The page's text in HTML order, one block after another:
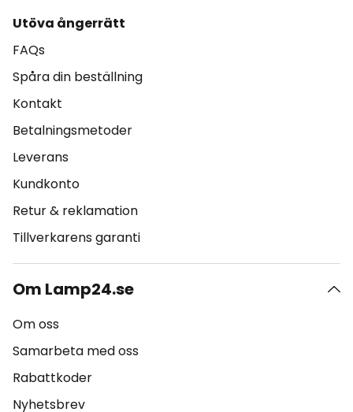
Utöva ångerrätt
FAQs
Spåra din beställning
Kontakt
Betalningsmetoder
Leverans
Kundkonto
Retur & reklamation
Tillverkarens garanti
Om Lamp24.se
Om oss
Samarbeta med oss
Rabattkoder
Nyhetsbrev